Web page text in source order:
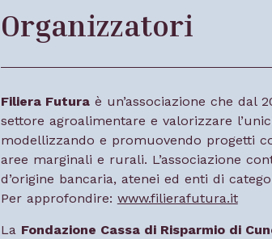
Organizzatori
Filiera Futuraè un’associazione che dal
settore agroalimentare e valorizzare
modellizzando e promuovendo progetti
aree marginali e rurali. L’associazione
d’origine bancaria, atenei ed enti di
Per approfondire: www.filierafutura.it
La Fondazione Cassa di Risparmio di